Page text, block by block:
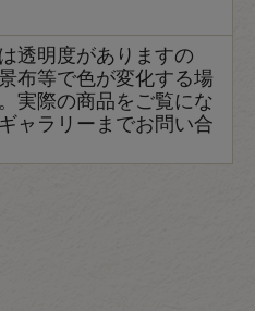
透明度がありますの
布等で色が変化する場
実際の商品をご覧にな
ャラリーまでお問い合